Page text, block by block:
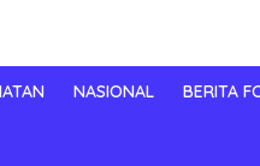
NASIONAL BERITA